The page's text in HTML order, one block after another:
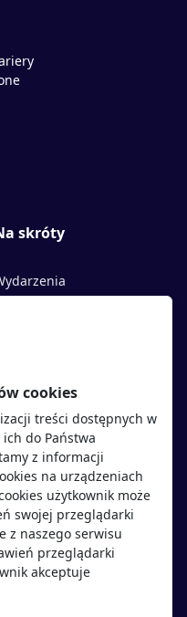
skróty
Polityka cookies
prywatności
pracodawcy
ogłoszenie
cookies
treści dostępnych w
do Państwa
z informacji
na urządzeniach
użytkownik może
swojej przeglądarki
z naszego serwisu
przeglądarki
akceptuje